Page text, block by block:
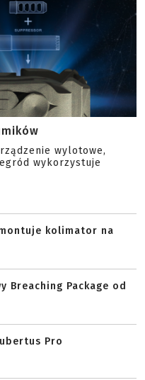
wylotowe,
wykorzystuje
kolimator na
Breaching Package od
Pro